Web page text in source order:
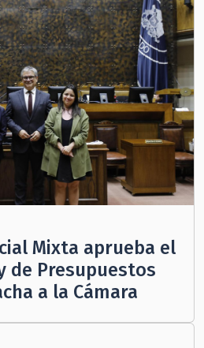
Mixta aprueba el
de Presupuestos
a la Cámara